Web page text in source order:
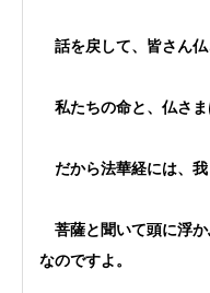
話を戻して、皆さん仏
私たちの命と、仏さま
だから法華経には、我
菩薩と聞いて頭に浮か
なのですよ。